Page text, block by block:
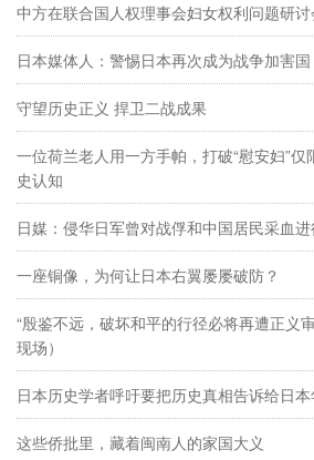
中方在联合国人权理事会妇女权利问题研
日本媒体人：警惕日本再次成为战争加害国
守望历史正义 捍卫二战成果
一位荷兰老人用一方手帕，打破“慰安妇”仅
史认知
日媒：侵华日军曾对战俘和中国居民采血
一座铜像，为何让日本右翼屡屡破防？
“殷鉴不远，破坏和平的行径必将再遭正义
现场）
日本历史学者呼吁要把历史真相告诉给日
这些侨批里，藏着闽南人的家国大义